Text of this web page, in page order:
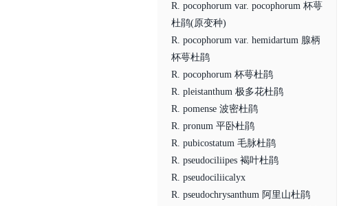
R. pocophorum var. pocophorum 杯萼
杜鹃(原变种)
R. pocophorum var. hemidartum 腺柄
杯萼杜鹃
R. pocophorum 杯萼杜鹃
R. pleistanthum 极多花杜鹃
R. pomense 波密杜鹃
R. pronum 平卧杜鹃
R. pubicostatum 毛脉杜鹃
R. pseudociliipes 褐叶杜鹃
R. pseudociliicalyx
R. pseudochrysanthum 阿里山杜鹃